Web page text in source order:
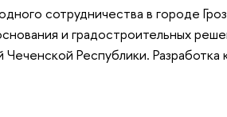
сотрудничества в городе
и градостроительных
Чеченской Республики.